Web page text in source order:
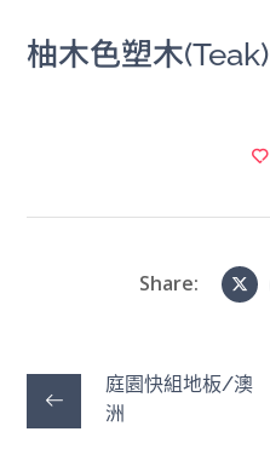
柚木色塑木(Teak)
Share:
庭園快組地板/澳
洲